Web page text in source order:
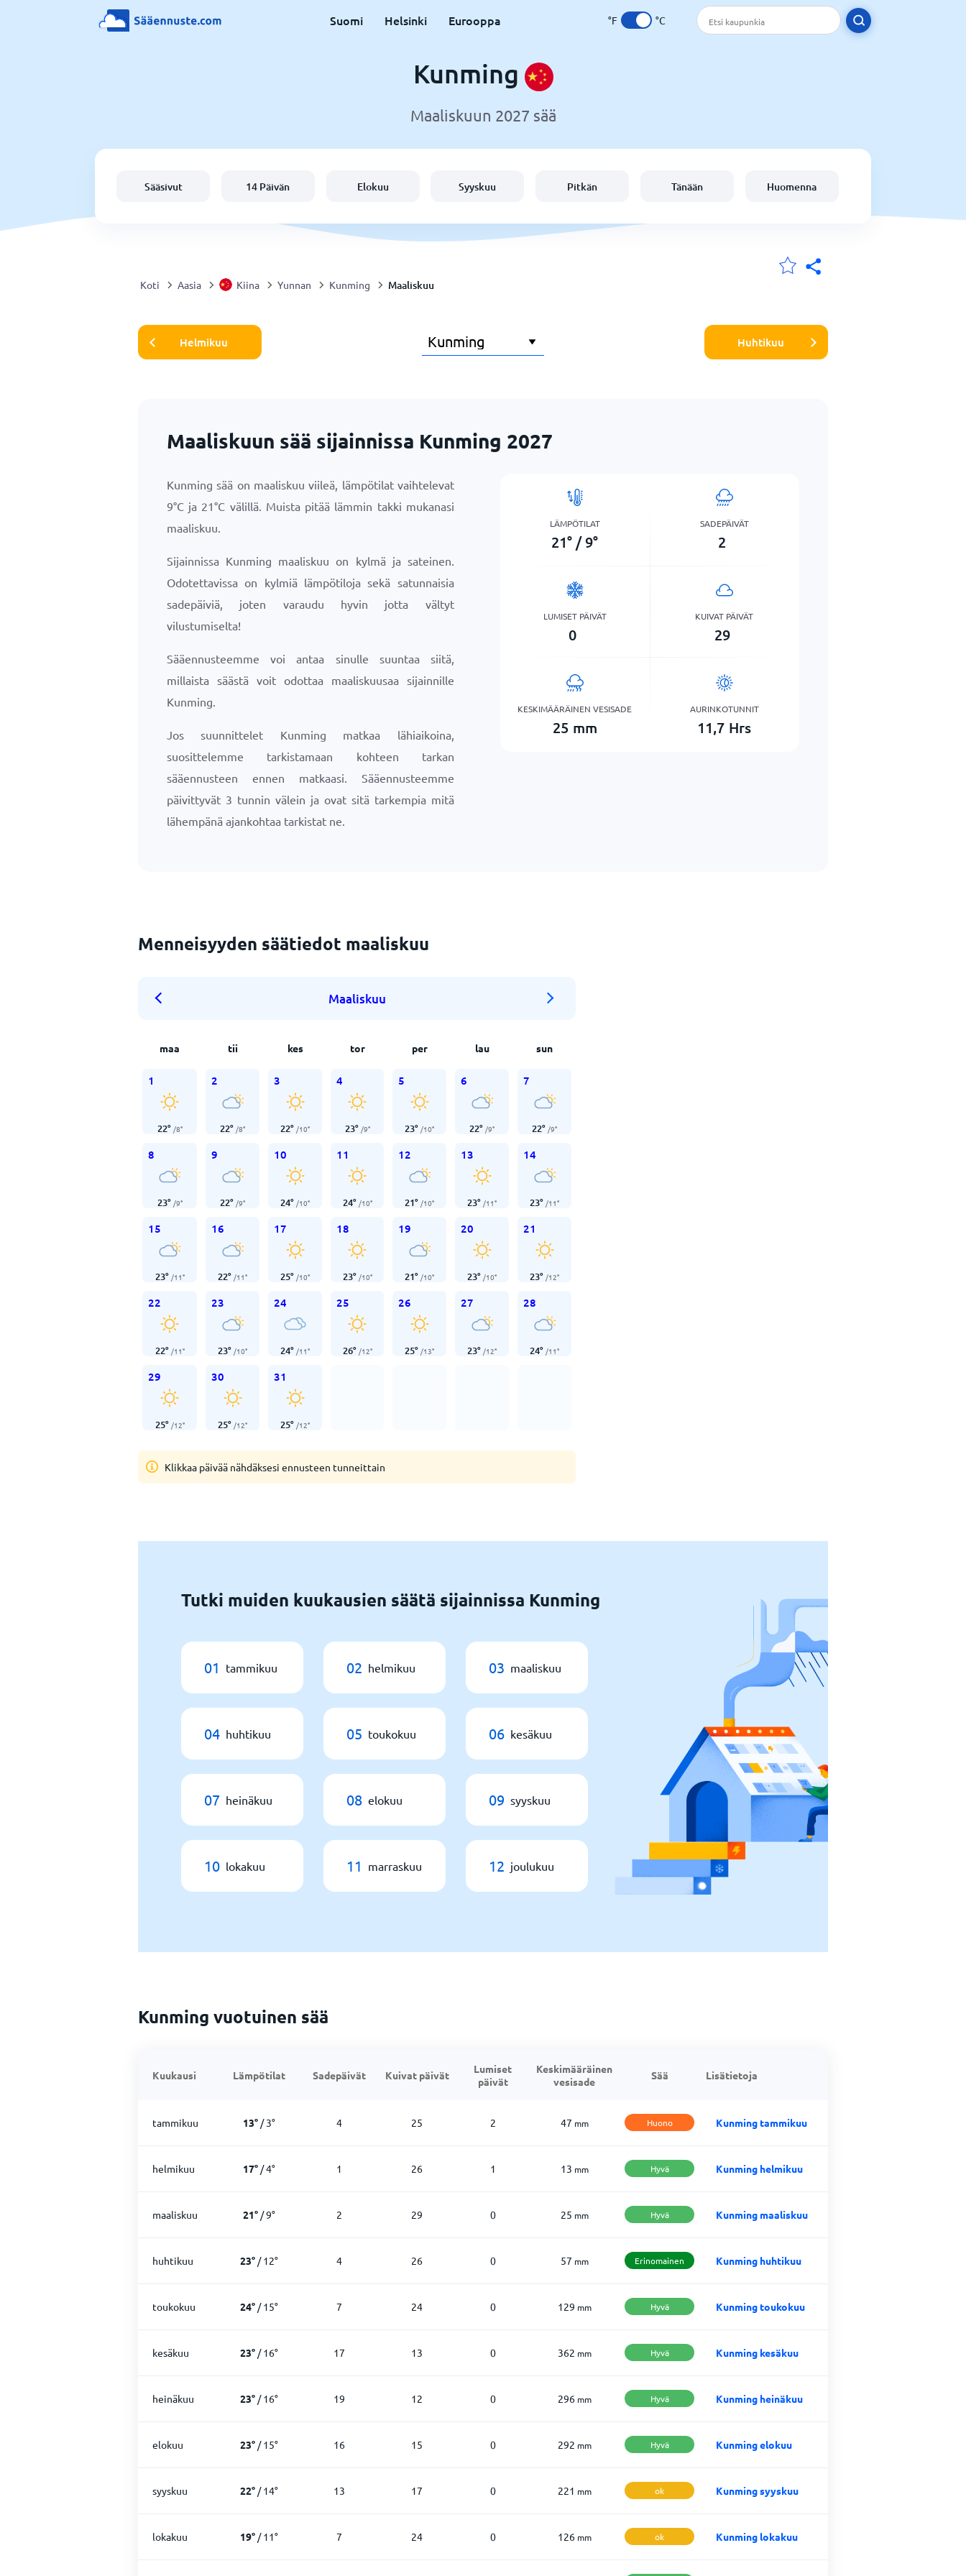
Suomi Helsinki Eurooppa °F °C
Kunming
Maaliskuun 2027 sää
Sääsivut 14 Päivän Elokuu Syyskuu Pitkän Tänään Huomenna
Koti Aasia Kiina Yunnan Kunming Maaliskuu
Helmikuu Huhtikuu
Maaliskuun sää sijainnissa Kunming 2027
Kunming sää on maaliskuu viileä, lämpötilat vaihtelevat
9°C ja 21°C välillä. Muista pitää lämmin takki mukanasi
maaliskuu.
Sijainnissa Kunming maaliskuu on kylmä ja sateinen.
Odotettavissa on kylmiä lämpötiloja sekä satunnaisia
sadepäiviä, joten varaudu hyvin jotta vältyt
vilustumiselta!
Sääennusteemme voi antaa sinulle suuntaa siitä,
millaista säästä voit odottaa maaliskuusaa sijainnille
Kunming.
Jos suunnittelet Kunming matkaa lähiaikoina,
suosittelemme tarkistamaan kohteen tarkan
sääennusteen ennen matkaasi. Sääennusteemme
päivittyvät 3 tunnin välein ja ovat sitä tarkempia mitä
lähempänä ajankohtaa tarkistat ne.
LÄMPÖTILAT
21° / 9°
SADEPÄIVÄT
2
LUMISET PÄIVÄT
0
KUIVAT PÄIVÄT
29
KESKIMÄÄRÄINEN VESISADE
25 mm
AURINKOTUNNIT
11,7 Hrs
Menneisyyden säätiedot maaliskuu
Maaliskuu
maa tii kes tor per lau sun
1
22° /8°
2
22° /8°
3
22° /10°
4
23° /9°
5
23° /10°
6
22° /9°
7
22° /9°
8
23° /9°
9
22° /9°
10
24° /10°
11
24° /10°
12
21° /10°
13
23° /11°
14
23° /11°
15
23° /11°
16
22° /11°
17
25° /10°
18
23° /10°
19
21° /10°
20
23° /10°
21
23° /12°
22
22° /11°
23
23° /10°
24
24° /11°
25
26° /12°
26
25° /13°
27
23° /12°
28
24° /11°
29
25° /12°
30
25° /12°
31
25° /12°
Klikkaa päivää nähdäksesi ennusteen tunneittain
Tutki muiden kuukausien säätä sijainnissa Kunming
01 tammikuu 02 helmikuu 03 maaliskuu
04 huhtikuu 05 toukokuu 06 kesäkuu
07 heinäkuu 08 elokuu 09 syyskuu
10 lokakuu 11 marraskuu 12 joulukuu
Kunming vuotuinen sää
Kuukausi Lämpötilat Sadepäivät Kuivat päivät
Lumiset
päivät
Keskimääräinen
vesisade
Sää Lisätietoja
tammikuu 13° /3° 4 25 2 47 mm Huono Kunming tammikuu
helmikuu 17° /4° 1 26 1 13 mm Hyvä Kunming helmikuu
maaliskuu 21° /9° 2 29 0 25 mm Hyvä Kunming maaliskuu
huhtikuu 23° /12° 4 26 0 57 mm Erinomainen Kunming huhtikuu
toukokuu 24° /15° 7 24 0 129 mm Hyvä Kunming toukokuu
kesäkuu 23° /16° 17 13 0 362 mm Hyvä Kunming kesäkuu
heinäkuu 23° /16° 19 12 0 296 mm Hyvä Kunming heinäkuu
elokuu 23° /15° 16 15 0 292 mm Hyvä Kunming elokuu
syyskuu 22° /14° 13 17 0 221 mm ok Kunming syyskuu
lokakuu 19° /11° 7 24 0 126 mm ok Kunming lokakuu